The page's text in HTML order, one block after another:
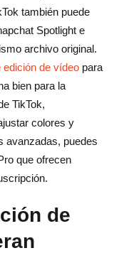
también puede
Spotlight e
archivo original.
edición de vídeo para
bien para la
TikTok,
colores y
avanzadas, puedes
que ofrecen
de